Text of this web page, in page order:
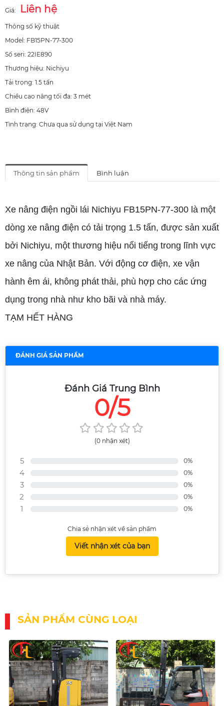
Giá:
Liên hệ
Thông số kỹ thuật
Model: FB15PN-77-300
Số seri: 22IE890
Thương hiệu: Nichiyu
Tải trọng: 1.5 tấn
Chiều cao nâng tối đa: 3 mét
Bình điện: 48V
Tình trạng: Chưa qua sử dụng tại Việt Nam
Thông tin sản phẩm Bình luận
Xe nâng điện ngồi lái Nichiyu FB15PN-77-300 là một
dòng xe nâng điện có tải trọng 1.5 tấn, được sản xuất
bởi Nichiyu, một thương hiệu nổi tiếng trong lĩnh vực
xe nâng của Nhật Bản. Với động cơ điện, xe vận
hành êm ái, không phát thải, phù hợp cho các ứng
dụng trong nhà như kho bãi và nhà máy.
TẠM HẾT HÀNG
ĐÁNH GIÁ SẢN PHẨM
Đánh Giá Trung Bình
0/5
(0 nhận xét)
5 0%
4 0%
3 0%
2 0%
1 0%
Chia sẻ nhận xét về sản phẩm
Viết nhận xét của bạn
SẢN PHẨM CÙNG LOẠI